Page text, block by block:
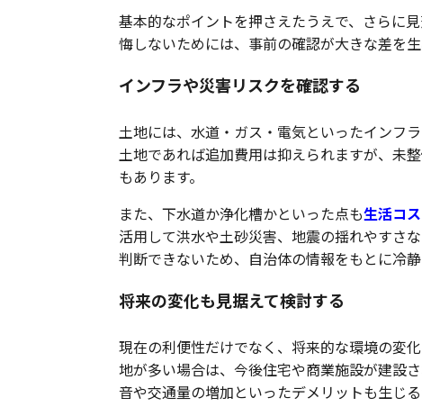
基本的なポイントを押さえたうえで、さらに
悔しないためには、事前の確認が大きな差を生
インフラや災害リスクを確認する
土地には、水道・ガス・電気といったインフ
土地であれば追加費用は抑えられますが、未
もあります。
また、下水道か浄化槽かといった点も生活コ
活用して洪水や土砂災害、地震の揺れやすさ
判断できないため、自治体の情報をもとに冷静
将来の変化も見据えて検討する
現在の利便性だけでなく、将来的な環境の変
地が多い場合は、今後住宅や商業施設が建設
音や交通量の増加といったデメリットも生じる